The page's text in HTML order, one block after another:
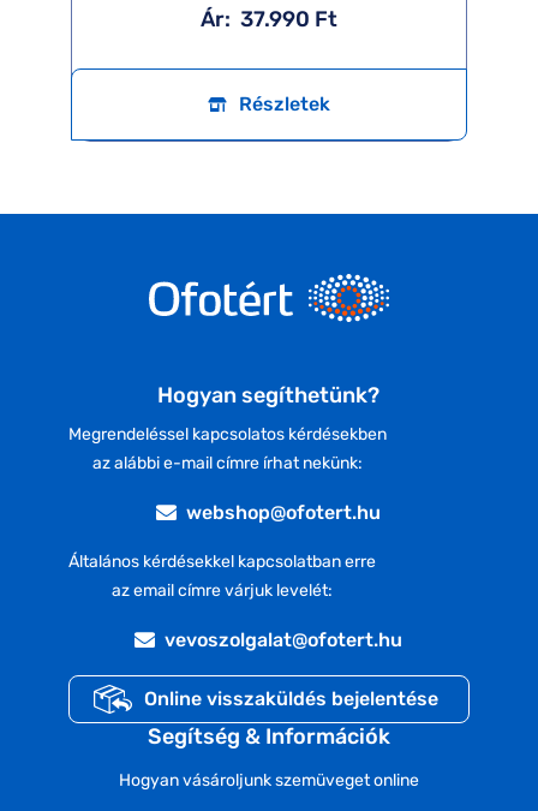
Ár: 37.990 Ft
Részletek
Hogyan segíthetünk?
Megrendeléssel kapcsolatos kérdésekben
az alábbi e-mail címre írhat nekünk:
webshop@ofotert.hu
Általános kérdésekkel kapcsolatban erre
az email címre várjuk levelét:
vevoszolgalat@ofotert.hu
Online visszaküldés bejelentése
Segítség & Információk
Hogyan vásároljunk szemüveget online